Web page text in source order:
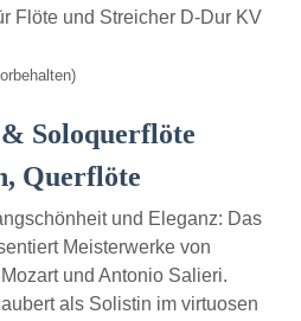
Flöte und Streicher D-Dur KV
Soloquerflöte
Querflöte
und Eleganz: Das
Meisterwerke von
und Antonio Salieri.
als Solistin im virtuosen